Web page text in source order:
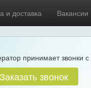
и доставка Вакансии
принимает звонки
Заказать звонок